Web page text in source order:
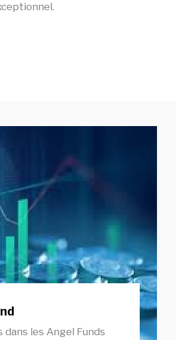
dans les Angel Funds